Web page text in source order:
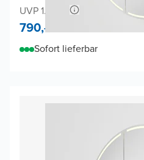
UVP 1.500,-
790,-
Sofort lieferbar